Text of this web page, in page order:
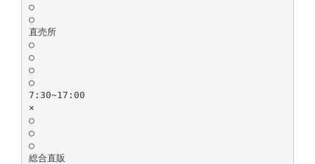
○
○
直売所
○
○
○
○
7:30∼17:00
×
○
○
○
総合直販